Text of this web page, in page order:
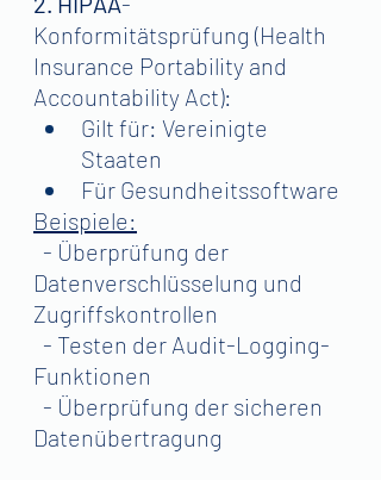
Konformitätsprüfung (Health
Insurance Portability and
Accountability Act):
Gilt für: Vereinigte
Staaten
Für Gesundheitssoftware
Beispiele:
- Überprüfung der
Datenverschlüsselung und
Zugriffskontrollen
- Testen der Audit-Logging-
Funktionen
- Überprüfung der sicheren
Datenübertragung